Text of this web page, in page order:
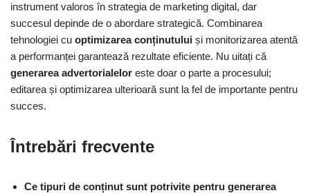
instrument valoros în strategia de marketing digital, dar
succesul depinde de o abordare strategică. Combinarea
tehnologiei cu optimizarea conținutului și monitorizarea atentă
a performanței garantează rezultate eficiente. Nu uitați că
generarea advertorialelor este doar o parte a procesului;
editarea și optimizarea ulterioară sunt la fel de importante pentru
succes.
Întrebări frecvente
Ce tipuri de conținut sunt potrivite pentru generarea